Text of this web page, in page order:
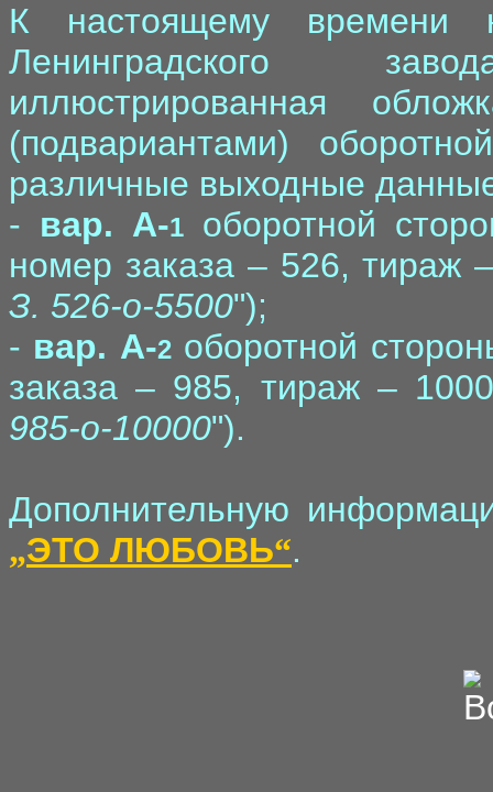
К настоящему времени
Ленинградского
иллюстрированная
(подвариантами)
различные выходные
- вар. A-1
оборотной
номер заказа – 526, тираж
З. 526-о-5500");
- вар. A-2оборотной
заказа – 985, тираж –
985-о-10000").
Дополнительную
„ЭТО ЛЮБОВЬ“.